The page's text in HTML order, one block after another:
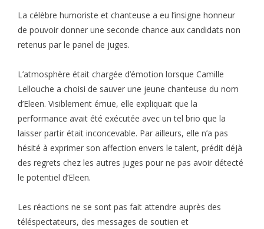
La célèbre humoriste et chanteuse a eu l’insigne honneur
de pouvoir donner une seconde chance aux candidats non
retenus par le panel de juges.
L’atmosphère était chargée d’émotion lorsque Camille
Lellouche a choisi de sauver une jeune chanteuse du nom
d’Eleen. Visiblement émue, elle expliquait que la
performance avait été exécutée avec un tel brio que la
laisser partir était inconcevable. Par ailleurs, elle n’a pas
hésité à exprimer son affection envers le talent, prédit déjà
des regrets chez les autres juges pour ne pas avoir détecté
le potentiel d’Eleen.
Les réactions ne se sont pas fait attendre auprès des
téléspectateurs, des messages de soutien et